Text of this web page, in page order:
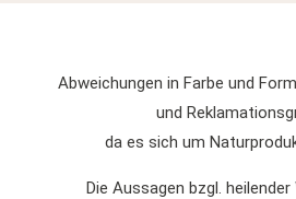
Abweichungen in Farbe und
und
da es sich um
Die Aussagen bzgl. heilender